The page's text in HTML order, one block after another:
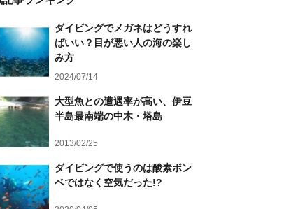
ダイビングでメガネはどうすれ
ばいい？目が悪い人の海の楽し
み方
2024/07/14
大型魚との遭遇率が高い、伊豆
半島最南端の中木・塔島
2013/02/25
ダイビングで使うのは酸素ボン
ベではなく空気だった!?